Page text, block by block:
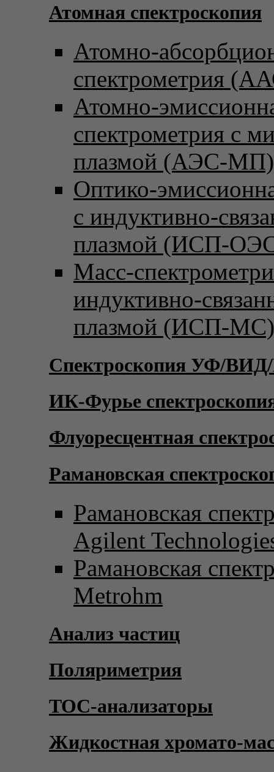
Атомная спектроскопия
Атомно-
спектрометрия
Атомно-
спектрометрия с
плазмой (АЭС-МП)
Оптико-
с индуктивно-
плазмой (ИСП-
Масс-
индуктивно-
плазмой (ИСП-МС)
Спектроскопия УФ/
ИК-Фурье
Флуоресцентная
Рамановская
Рамановская
Agilent
Рамановская
Metrohm
Анализ частиц
Поляриметрия
TOC-анализаторы
Жидкостная хромато-